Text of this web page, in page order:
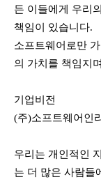
든 이들에게 우리
책임이 있습니다.
소프트웨어로만
의 가치를 책임지
기업비전
(주)소프트웨어인
우리는 개인적인
는 더 많은 사람들